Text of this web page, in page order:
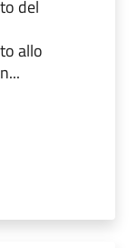
del
allo